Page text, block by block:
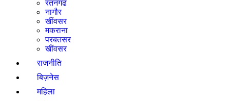
रतनगढ
नागौर
खींवसर
मकराना
परबतसर
खींवसर
राजनीति
बिज़नेस
महिला